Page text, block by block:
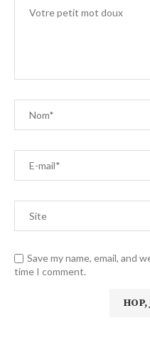
Save my name, email, and
time I comment.